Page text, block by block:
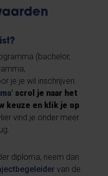
(bachelor,
je je wil inschrijven.
scrol je naar het
keuze en klik je op
vind je onder meer
diploma, neem dan
van de